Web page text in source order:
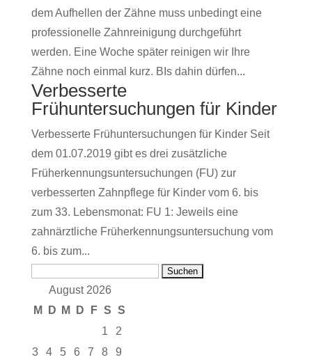
dem Aufhellen der Zähne muss unbedingt eine
professionelle Zahnreinigung durchgeführt
werden. Eine Woche später reinigen wir Ihre
Zähne noch einmal kurz. BIs dahin dürfen...
Verbesserte
Frühuntersuchungen für Kinder
Verbesserte Frühuntersuchungen für Kinder Seit
dem 01.07.2019 gibt es drei zusätzliche
Früherkennungsuntersuchungen (FU) zur
verbesserten Zahnpflege für Kinder vom 6. bis
zum 33. Lebensmonat: FU 1: Jeweils eine
zahnärztliche Früherkennungsuntersuchung vom
6. bis zum...
nach:August 2026
M
D M D F S
S
1
2
3
4 5 6 7 8
9